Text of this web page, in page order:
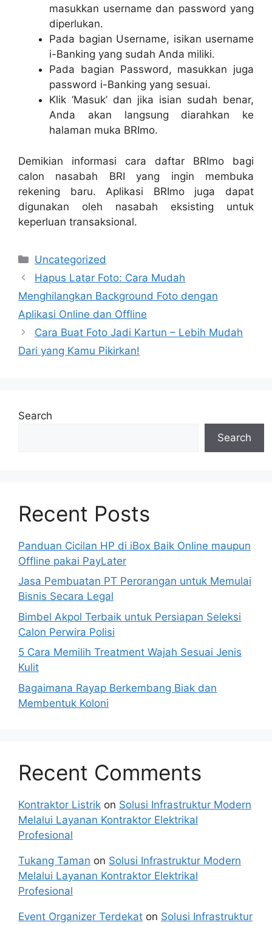
masukkan username dan password yang
diperlukan.
Pada bagian Username, isikan username
i-Banking yang sudah Anda miliki.
Pada bagian Password, masukkan juga
password i-Banking yang sesuai.
Klik ‘Masuk’ dan jika isian sudah benar,
Anda akan langsung diarahkan ke
halaman muka BRImo.
Demikian informasi cara daftar BRImo bagi
calon nasabah BRI yang ingin membuka
rekening baru. Aplikasi BRImo juga dapat
digunakan oleh nasabah eksisting untuk
keperluan transaksional.
Categories
Uncategorized
Hapus Latar Foto: Cara Mudah
Menghilangkan Background Foto dengan
Aplikasi Online dan Offline
Cara Buat Foto Jadi Kartun – Lebih Mudah
Dari yang Kamu Pikirkan!
Search
Search
Recent Posts
Panduan Cicilan HP di iBox Baik Online maupun
Offline pakai PayLater
Jasa Pembuatan PT Perorangan untuk Memulai
Bisnis Secara Legal
Bimbel Akpol Terbaik untuk Persiapan Seleksi
Calon Perwira Polisi
5 Cara Memilih Treatment Wajah Sesuai Jenis
Kulit
Bagaimana Rayap Berkembang Biak dan
Membentuk Koloni
Recent Comments
Kontraktor Listrik on Solusi Infrastruktur Modern
Melalui Layanan Kontraktor Elektrikal
Profesional
Tukang Taman on Solusi Infrastruktur Modern
Melalui Layanan Kontraktor Elektrikal
Profesional
Event Organizer Terdekat on Solusi Infrastruktur